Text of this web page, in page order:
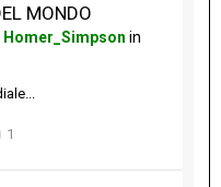
MONDO
Homer_Simpson in
1